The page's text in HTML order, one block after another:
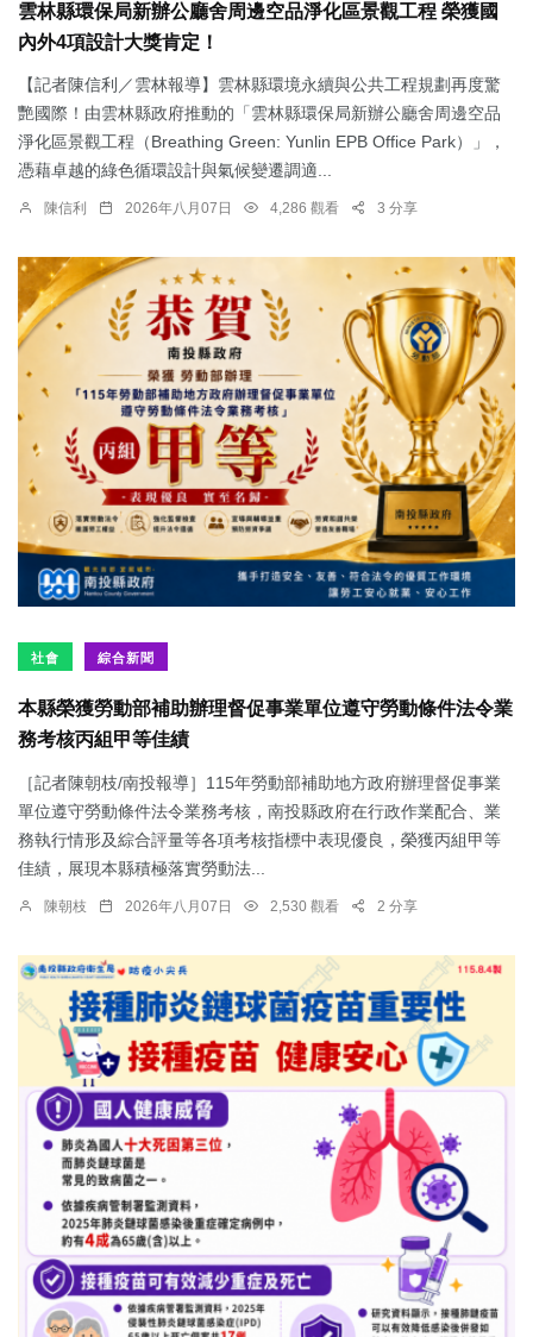
雲林縣環保局新辦公廳舍周邊空品淨化區景觀工程 榮獲國
內外4項設計大獎肯定！
【記者陳信利／雲林報導】雲林縣環境永續與公共工程規劃再度驚
艷國際！由雲林縣政府推動的「雲林縣環保局新辦公廳舍周邊空品
淨化區景觀工程（Breathing Green: Yunlin EPB Office Park）」，
憑藉卓越的綠色循環設計與氣候變遷調適...
陳信利 2026年八月07日 4,286 觀看 3 分享
社會 綜合新聞
本縣榮獲勞動部補助辦理督促事業單位遵守勞動條件法令業
務考核丙組甲等佳績
［記者陳朝枝/南投報導］115年勞動部補助地方政府辦理督促事業
單位遵守勞動條件法令業務考核，南投縣政府在行政作業配合、業
務執行情形及綜合評量等各項考核指標中表現優良，榮獲丙組甲等
佳績，展現本縣積極落實勞動法...
陳朝枝 2026年八月07日 2,530 觀看 2 分享